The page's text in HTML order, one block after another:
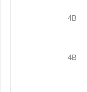
4B
4B